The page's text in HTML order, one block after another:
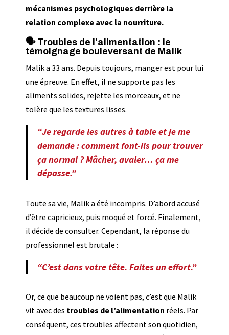
mécanismes psychologiques derrière la
relation complexe avec la nourriture.
🗣️ Troubles de l’alimentation : le
témoignage bouleversant de Malik
Malik a 33 ans. Depuis toujours, manger est pour lui
une épreuve. En effet, il ne supporte pas les
aliments solides, rejette les morceaux, et ne
tolère que les textures lisses.
“Je regarde les autres à table et je me
demande : comment font-ils pour trouver
ça normal ? Mâcher, avaler… ça me
dépasse.”
Toute sa vie, Malik a été incompris. D’abord accusé
d’être capricieux, puis moqué et forcé. Finalement,
il décide de consulter. Cependant, la réponse du
professionnel est brutale :
“C’est dans votre tête. Faites un effort.”
Or, ce que beaucoup ne voient pas, c’est que Malik
vit avec des troubles de l’alimentation réels. Par
conséquent, ces troubles affectent son quotidien,